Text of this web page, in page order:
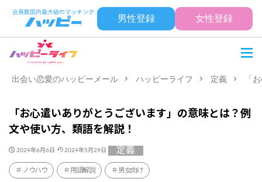
男性登録 女性登録
出会い恋愛のハッピーメール ハッピーライフ 定義 「
「お心遣いありがとうございます」の意味とは？例
文や使い方、類語を解説！
2024年6月6日 2024年5月29日 定義
ノウハウ 用語解説 男女向け